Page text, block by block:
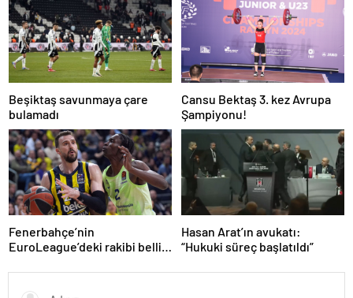
Beşiktaş savunmaya çare
bulamadı
Cansu Bektaş 3. kez Avrupa
Şampiyonu!
Fenerbahçe’nin
EuroLeague’deki rakibi belli
Hasan Arat’ın avukatı:
“Hukuki süreç başlatıldı”